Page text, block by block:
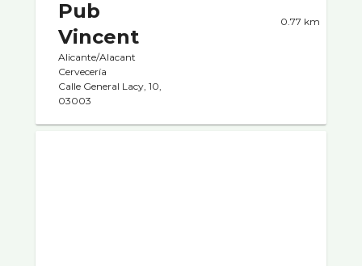
Pub
Vincent
Alicante/Alacant
Cervecerí­a
Calle General Lacy, 10,
03003
0.77 km